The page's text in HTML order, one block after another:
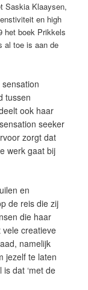
Saskia Klaaysen,
en high
het boek Prikkels
al toe is aan de
tussen
ook haar
seeker
zorgt dat
werk gaat bij
en
de reis die zij
die haar
creatieve
namelijk
jezelf te laten
dat ‘met de